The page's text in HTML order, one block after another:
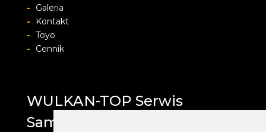
-
Galeria
-
Kontakt
- Toyo
-
Cennik
WULKAN-TOP Serwis
Samochodowy